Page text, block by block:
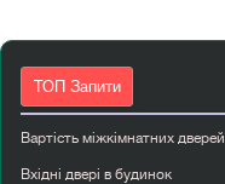
ТОП Запити
Вартість міжкімнатних дверей
Вхідні двері в будинок